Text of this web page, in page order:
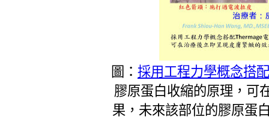
圖： 採用工程力學概念搭
膠原蛋白收縮的原理，可
果，未來該部位的膠原蛋